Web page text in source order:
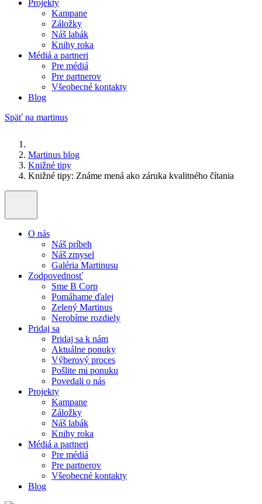
Projekty
Kampane
Záložky
Náš labák
Knihy roka
Médiá a partneri
Pre médiá
Pre partnerov
Všeobecné kontakty
Blog
Späť na martinus
Martinus blog
Knižné tipy
Knižné tipy: Známe mená ako záruka kvalitného čítania
O nás
Náš príbeh
Náš zmysel
Galéria Martinusu
Zodpovednosť
Sme B Corp
Pomáhame ďalej
Zelený Martinus
Nerobíme rozdiely
Pridaj sa
Pridaj sa k nám
Aktuálne ponuky
Výberový proces
Pošlite mi ponuku
Povedali o nás
Projekty
Kampane
Záložky
Náš labák
Knihy roka
Médiá a partneri
Pre médiá
Pre partnerov
Všeobecné kontakty
Blog